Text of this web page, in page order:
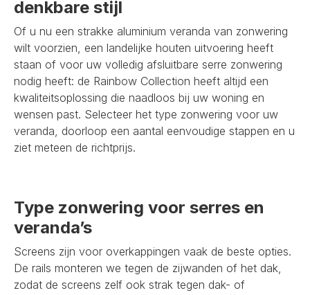
denkbare stijl
Of u nu een strakke aluminium veranda van zonwering
wilt voorzien, een landelijke houten uitvoering heeft
staan of voor uw volledig afsluitbare serre zonwering
nodig heeft: de Rainbow Collection heeft altijd een
kwaliteitsoplossing die naadloos bij uw woning en
wensen past. Selecteer het type zonwering voor uw
veranda, doorloop een aantal eenvoudige stappen en u
ziet meteen de richtprijs.
Type zonwering voor serres en
veranda’s
Screens zijn voor overkappingen vaak de beste opties.
De rails monteren we tegen de zijwanden of het dak,
zodat de screens zelf ook strak tegen dak- of